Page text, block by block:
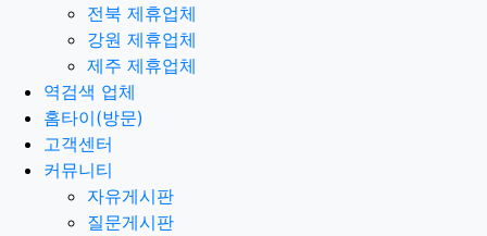
전북 제휴업체
강원 제휴업체
제주 제휴업체
역검색 업체
홈타이(방문)
고객센터
커뮤니티
자유게시판
질문게시판